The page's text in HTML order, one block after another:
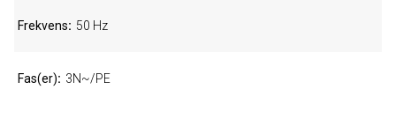
Frekvens 50 Hz
Fas(er) 3N~/PE